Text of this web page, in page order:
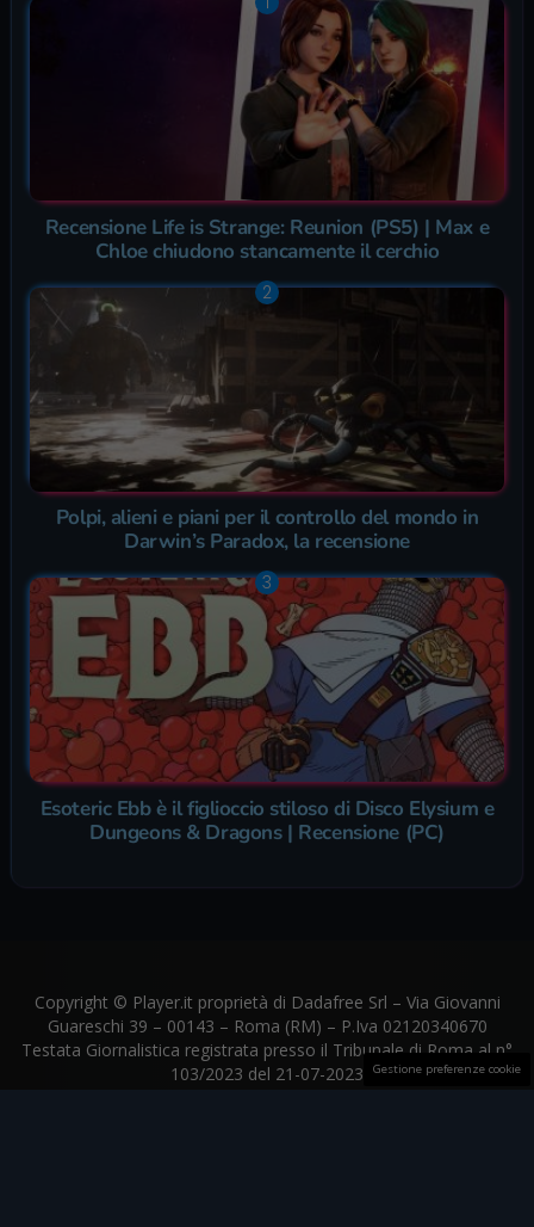
Recensione Life is Strange: Reunion (PS5) | Max e
Chloe chiudono stancamente il cerchio
Polpi, alieni e piani per il controllo del mondo in
Darwin’s Paradox, la recensione
Esoteric Ebb è il figlioccio stiloso di Disco Elysium e
Dungeons & Dragons | Recensione (PC)
Copyright © Player.it proprietà di Dadafree Srl – Via Giovanni
Guareschi 39 – 00143 – Roma (RM) – P.Iva 02120340670
Testata Giornalistica registrata presso il Tribunale di Roma al n°
103/2023 del 21-07-2023
Gestione preferenze cookie